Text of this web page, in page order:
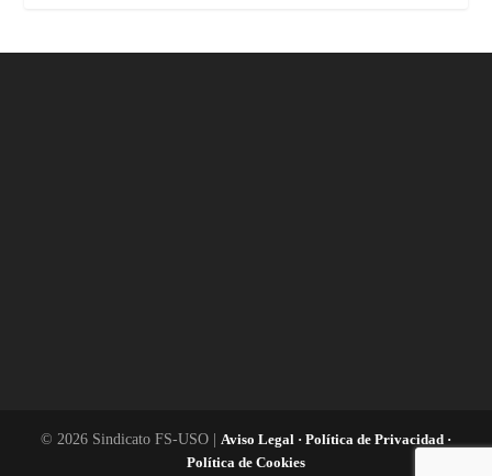
© 2026 Sindicato FS-USO | Aviso Legal · Política de Privacidad ·
Política de Cookies